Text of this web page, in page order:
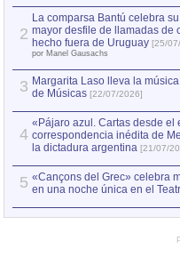
2
La comparsa Bantú celebra
mayor desfile de llamadas de
hecho fuera de Uruguay [25/
por Manel Gausachs
3 Margarita Laso lleva la
de Músicas [22/07/2026]
4
«Pájaro azul. Cartas desde el
correspondencia inédita de
la dictadura argentina [21/07/
5 «Cançons del Grec» celebra
en una noche única en el